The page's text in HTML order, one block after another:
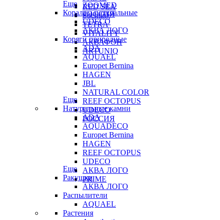
RED SEA
Sochting
TETRA
VITALITY
АКВАФОН
ARTUNIQ
ZOOMED
РОССИЯ
Еще
Кораллы натуральные
UDECO
АКВА ЛОГО
Коряги природные
ADA
AQUAEL
Europet Bernina
HAGEN
JBL
NATURAL COLOR
REEF OCTOPUS
UDECO
РОССИЯ
Еще
Натуральные камни
ADA
AQUADECO
Europet Bernina
HAGEN
REEF OCTOPUS
UDECO
АКВА ЛОГО
PRIME
Еще
Ракушки
АКВА ЛОГО
Распылители
AQUAEL
Растения